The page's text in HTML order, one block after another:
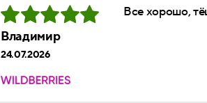
Владимир
24.07.2026
Все хорошо,